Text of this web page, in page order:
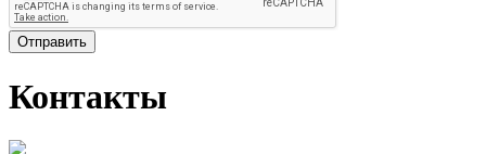
Отправить
Контакты